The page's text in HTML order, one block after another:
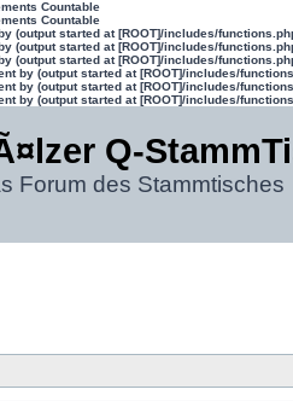
Countable
Countable
(output started at [ROOT]/includes/
(output started at [ROOT]/includes/
(output started at [ROOT]/includes/
by (output started at [ROOT]/includes/
by (output started at [ROOT]/includes/
by (output started at [ROOT]/includes/
Q-
Forum des Stammtisches